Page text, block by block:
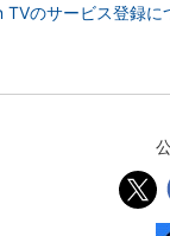
TVのサービス登録に